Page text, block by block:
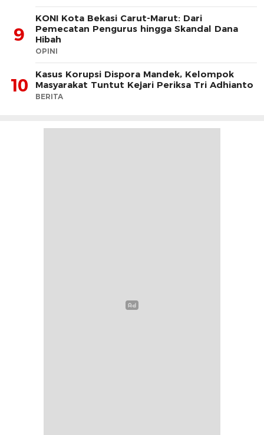
9
KONI Kota Bekasi Carut-Marut: Dari
Pemecatan Pengurus hingga Skandal Dana
Hibah
OPINI
10
Kasus Korupsi Dispora Mandek, Kelompok
Masyarakat Tuntut Kejari Periksa Tri Adhianto
BERITA